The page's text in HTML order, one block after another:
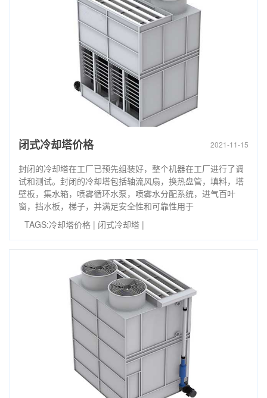
闭式冷却塔价格 2021-11-15
封闭的冷却塔在工厂已预先组装好，整个机器在工厂进行了调
试和测试。封闭的冷却塔包括轴流风扇，换热盘管，填料，塔
壁板，集水箱，喷雾循环水泵，喷雾水分配系统，进气百叶
窗，挡水板，梯子，并满足安全性和可靠性用于
TAGS:冷却塔价格 | 闭式冷却塔 |